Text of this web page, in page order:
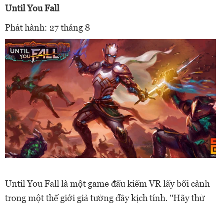
Until You Fall
Phát hành: 27 tháng 8
Until You Fall là một game đấu kiếm VR lấy bối cảnh
trong một thế giới giả tưởng đầy kịch tính. "Hãy thử